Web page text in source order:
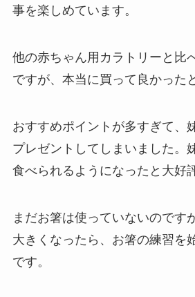
事を楽しめています。
他の赤ちゃん用カラトリーと比
ですが、本当に買って良かった
おすすめポイントが多すぎて、
プレゼントしてしまいました。︎
食べられるようになったと大好
まだお箸は使っていないのです
大きくなったら、お箸の練習を
です。